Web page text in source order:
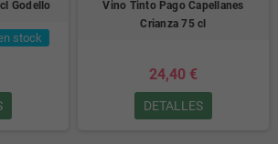
Godello
stock
Vino Tinto Pago Capellanes
Crianza 75 cl
24,40 €
DETALLES